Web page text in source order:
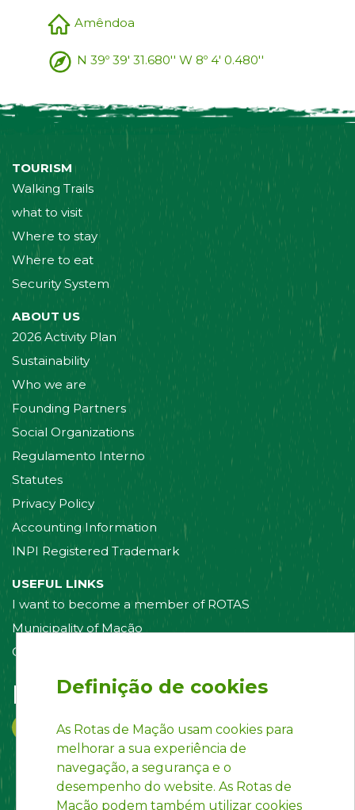
Amêndoa
N 39º 39' 31.680'' W 8º 4' 0.480''
TOURISM
Walking Trails
what to visit
Where to stay
Where to eat
Security System
ABOUT US
2026 Activity Plan
Sustainability
Who we are
Founding Partners
Social Organizations
Regulamento Interno
Statutes
Privacy Policy
Accounting Information
INPI Registered Trademark
USEFUL LINKS
I want to become a member of ROTAS
Municipality of Mação
Contact us
Follow us on:
Definição de cookies
As Rotas de Mação usam cookies para
melhorar a sua experiência de
navegação, a segurança e o
desempenho do website. As Rotas de
Mação podem também utilizar cookies